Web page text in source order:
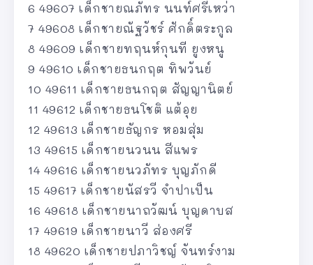
6 49607 เด็กชายณภัทร นนท์ศรีเหว่า
7 49608 เด็กชายณัฐวัชร์ ศักดิ์ตระกูล
8 49609 เด็กชายทฤนห์กุนที ยูงหนู
9 49610 เด็กชายธนกฤต ทิพวันย์
10 49611 เด็กชายธนกฤต สัญญานิตย์
11 49612 เด็กชายธนโชติ แต้อุย
12 49613 เด็กชายธัญกร หอมสุ่ม
13 49615 เด็กชายนวนน สีแพร
14 49616 เด็กชายนวภัทร บุญภักดี
15 49617 เด็กชายนัสรวี จำปาเป็น
16 49618 เด็กชายนาถวัฒน์ บุญดาบส
17 49619 เด็กชายนาวี ส่องศรี
18 49620 เด็กชายปภาวิชญ์ จันทร์งาม